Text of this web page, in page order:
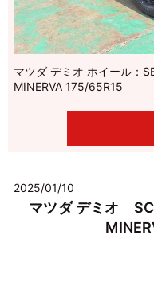
マツダ デミオ ホイール：
MINERVA 175/65R15
2025/01/10
マツダ デミオ